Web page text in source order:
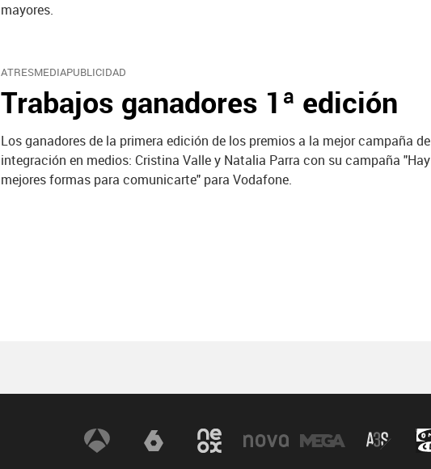
mayores.
ATRESMEDIAPUBLICIDAD
Trabajos ganadores 1ª edición
Los ganadores de la primera edición de los premios a la mejor campaña de
integración en medios: Cristina Valle y Natalia Parra con su campaña "Hay
mejores formas para comunicarte" para Vodafone.